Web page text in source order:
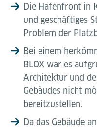
Die Hafenfront in
und geschäftiges
Problem der
Bei einem
BLOX war es
Architektur und
Gebäudes nicht
bereitzustellen.
Da das Gebäude